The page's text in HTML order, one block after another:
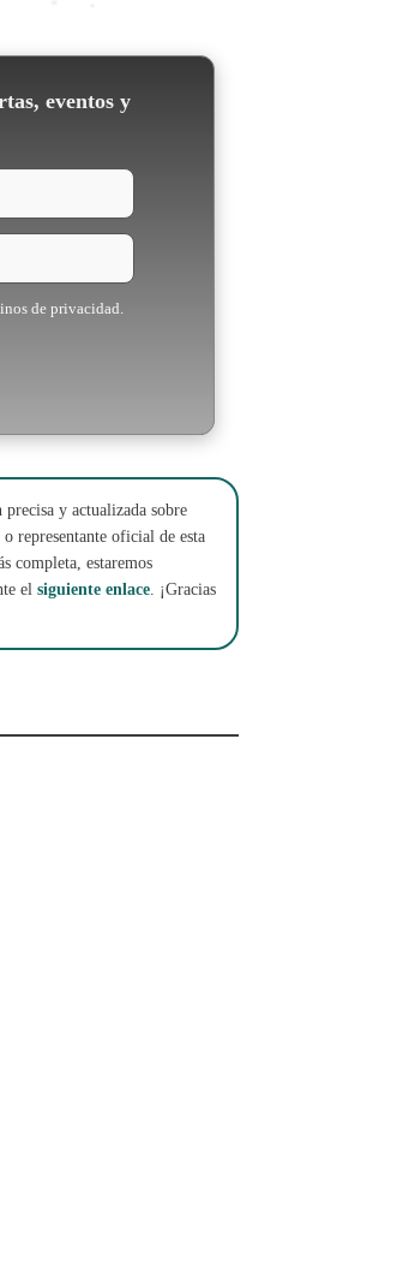
eventos y
de privacidad.
y actualizada sobre
representante oficial de esta
completa, estaremos
el siguiente enlace. ¡Gracias